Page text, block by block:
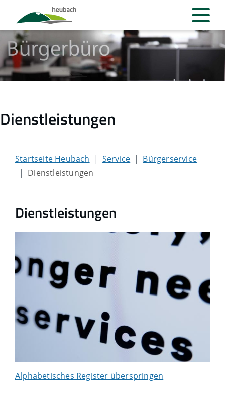
Dienstleistungen
Startseite Heubach Service
Bürgerservice
Dienstleistungen
Dienstleistungen
Alphabetisches Register überspringen